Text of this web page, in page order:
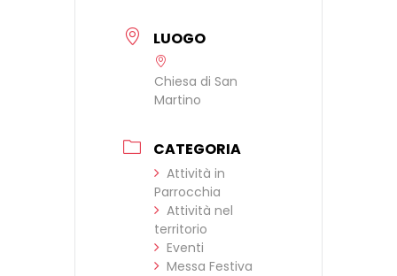
LUOGO
Chiesa di San
Martino
CATEGORIA
Attività in
Parrocchia
Attività nel
territorio
Eventi
Messa Festiva